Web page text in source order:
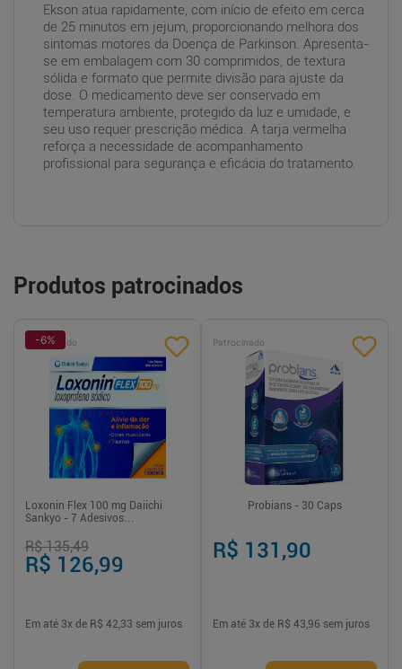
Ekson atua rapidamente, com início de efeito em cerca
de 25 minutos em jejum, proporcionando melhora dos
sintomas motores da Doença de Parkinson. Apresenta-
se em embalagem com 30 comprimidos, de textura
sólida e formato que permite divisão para ajuste da
dose. O medicamento deve ser conservado em
temperatura ambiente, protegido da luz e umidade, e
seu uso requer prescrição médica. A tarja vermelha
reforça a necessidade de acompanhamento
profissional para segurança e eficácia do tratamento.
Produtos patrocinados
Patrocinado
-6%
Loxonin Flex 100 mg Daiichi
Sankyo - 7 Adesivos
R$ 135,49
R$ 126,99
Em até 3x de R$ 42,33 sem juros
Patrocinado
Probians - 30 Caps
R$ 131,90
Em até 3x de R$ 43,96 sem juros